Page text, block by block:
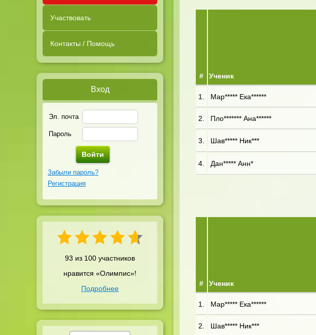
Участвовать
Контакты / Помощь
Вход
Эл. почта
Пароль
Забыли пароль?
Регистрация
93 из 100 участников
нравится «Олимпис»!
Подробнее
# Ученик
1. Мар***** Ека******
2. Пло******* Ана******
3. Шав***** Ник***
4. Дан***** Анн*
# Ученик
1. Мар***** Ека******
2. Шав***** Ник***